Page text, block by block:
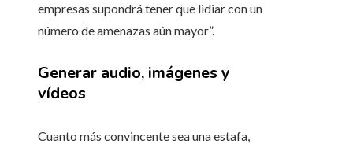
empresas supondrá tener que lidiar con un
número de amenazas aún mayor”.
Generar audio, imágenes y
vídeos
Cuanto más convincente sea una estafa,